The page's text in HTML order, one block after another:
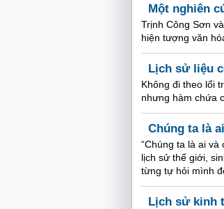
Một nghiên
Trịnh Công Sơn
hiện tượng văn
Lịch sử liệu
Không đi theo lối
nhưng hàm chứa
Chúng ta là
“Chúng ta là ai
lịch sử thế giới,
từng tự hỏi mình
Lịch sử kinh